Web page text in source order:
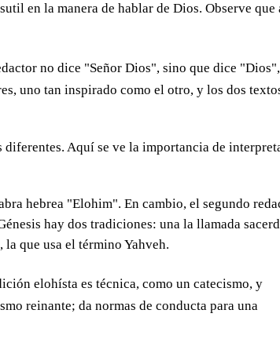
en la manera de hablar de Dios. Observe que
no dice "Señor Dios", sino que dice
uno tan inspirado como el otro, y los dos
Aquí se ve la importancia de
hebrea "Elohim". En cambio, el segundo
hay dos tradiciones: una la llamada
que usa el término Yahveh.
elohísta es técnica, como un catecismo, y
reinante; da normas de conducta para una